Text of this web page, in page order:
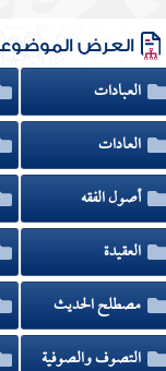
العرض
العبادات
العادات
أصول الفقه
العقيدة
مصطلح الحديث
التصوف والصوفية